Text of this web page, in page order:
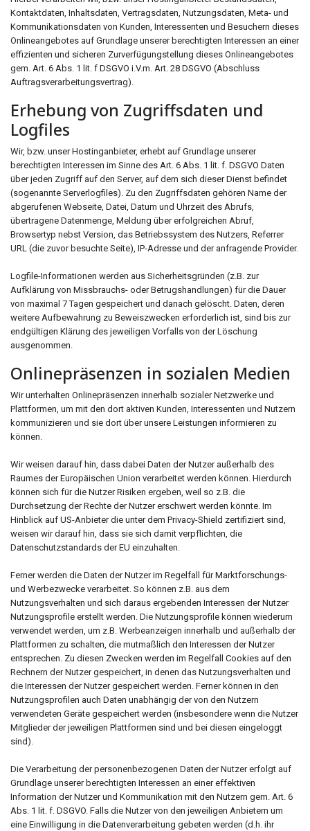
Kontaktdaten, Inhaltsdaten, Vertragsdaten, Nutzungsdaten, Meta- und
Kommunikationsdaten von Kunden, Interessenten und Besuchern dieses
Onlineangebotes auf Grundlage unserer berechtigten Interessen an einer
effizienten und sicheren Zurverfügungstellung dieses Onlineangebotes
gem. Art. 6 Abs. 1 lit. f DSGVO i.V.m. Art. 28 DSGVO (Abschluss
Auftragsverarbeitungsvertrag).
Erhebung von Zugriffsdaten und
Logfiles
Wir, bzw. unser Hostinganbieter, erhebt auf Grundlage unserer
berechtigten Interessen im Sinne des Art. 6 Abs. 1 lit. f. DSGVO Daten
über jeden Zugriff auf den Server, auf dem sich dieser Dienst befindet
(sogenannte Serverlogfiles). Zu den Zugriffsdaten gehören Name der
abgerufenen Webseite, Datei, Datum und Uhrzeit des Abrufs,
übertragene Datenmenge, Meldung über erfolgreichen Abruf,
Browsertyp nebst Version, das Betriebssystem des Nutzers, Referrer
URL (die zuvor besuchte Seite), IP-Adresse und der anfragende Provider.
Logfile-Informationen werden aus Sicherheitsgründen (z.B. zur
Aufklärung von Missbrauchs- oder Betrugshandlungen) für die Dauer
von maximal 7 Tagen gespeichert und danach gelöscht. Daten, deren
weitere Aufbewahrung zu Beweiszwecken erforderlich ist, sind bis zur
endgültigen Klärung des jeweiligen Vorfalls von der Löschung
ausgenommen.
Onlinepräsenzen in sozialen Medien
Wir unterhalten Onlinepräsenzen innerhalb sozialer Netzwerke und
Plattformen, um mit den dort aktiven Kunden, Interessenten und Nutzern
kommunizieren und sie dort über unsere Leistungen informieren zu
können.
Wir weisen darauf hin, dass dabei Daten der Nutzer außerhalb des
Raumes der Europäischen Union verarbeitet werden können. Hierdurch
können sich für die Nutzer Risiken ergeben, weil so z.B. die
Durchsetzung der Rechte der Nutzer erschwert werden könnte. Im
Hinblick auf US-Anbieter die unter dem Privacy-Shield zertifiziert sind,
weisen wir darauf hin, dass sie sich damit verpflichten, die
Datenschutzstandards der EU einzuhalten.
Ferner werden die Daten der Nutzer im Regelfall für Marktforschungs-
und Werbezwecke verarbeitet. So können z.B. aus dem
Nutzungsverhalten und sich daraus ergebenden Interessen der Nutzer
Nutzungsprofile erstellt werden. Die Nutzungsprofile können wiederum
verwendet werden, um z.B. Werbeanzeigen innerhalb und außerhalb der
Plattformen zu schalten, die mutmaßlich den Interessen der Nutzer
entsprechen. Zu diesen Zwecken werden im Regelfall Cookies auf den
Rechnern der Nutzer gespeichert, in denen das Nutzungsverhalten und
die Interessen der Nutzer gespeichert werden. Ferner können in den
Nutzungsprofilen auch Daten unabhängig der von den Nutzern
verwendeten Geräte gespeichert werden (insbesondere wenn die Nutzer
Mitglieder der jeweiligen Plattformen sind und bei diesen eingeloggt
sind).
Die Verarbeitung der personenbezogenen Daten der Nutzer erfolgt auf
Grundlage unserer berechtigten Interessen an einer effektiven
Information der Nutzer und Kommunikation mit den Nutzern gem. Art. 6
Abs. 1 lit. f. DSGVO. Falls die Nutzer von den jeweiligen Anbietern um
eine Einwilligung in die Datenverarbeitung gebeten werden (d.h. ihr